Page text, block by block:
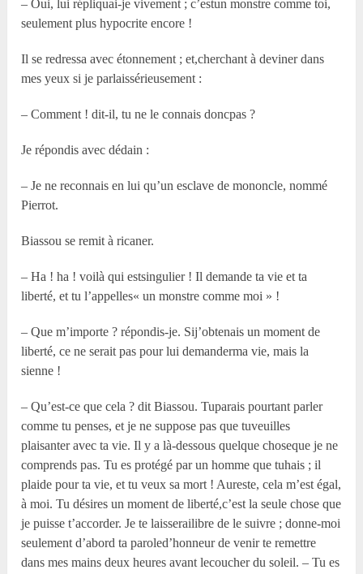
– Oui, lui répliquai-je vivement ; c’estun monstre comme toi,
seulement plus hypocrite encore !
Il se redressa avec étonnement ; et,cherchant à deviner dans
mes yeux si je parlaissérieusement :
– Comment ! dit-il, tu ne le connais doncpas ?
Je répondis avec dédain :
– Je ne reconnais en lui qu’un esclave de mononcle, nommé
Pierrot.
Biassou se remit à ricaner.
– Ha ! ha ! voilà qui estsingulier ! Il demande ta vie et ta
liberté, et tu l’appelles« un monstre comme moi » !
– Que m’importe ? répondis-je. Sij’obtenais un moment de
liberté, ce ne serait pas pour lui demanderma vie, mais la
sienne !
– Qu’est-ce que cela ? dit Biassou. Tuparais pourtant parler
comme tu penses, et je ne suppose pas que tuveuilles
plaisanter avec ta vie. Il y a là-dessous quelque choseque je ne
comprends pas. Tu es protégé par un homme que tuhais ; il
plaide pour ta vie, et tu veux sa mort ! Aureste, cela m’est égal,
à moi. Tu désires un moment de liberté,c’est la seule chose que
je puisse t’accorder. Je te laisserailibre de le suivre ; donne-moi
seulement d’abord ta paroled’honneur de venir te remettre
dans mes mains deux heures avant lecoucher du soleil. – Tu es